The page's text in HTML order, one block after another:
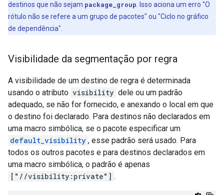
destinos que não sejam package_group . Isso aciona um erro "O
rótulo não se refere a um grupo de pacotes" ou "Ciclo no gráfico
de dependência".
Visibilidade da segmentação por regra
A visibilidade de um destino de regra é determinada
usando o atributo visibility dele ou um padrão
adequado, se não for fornecido, e anexando o local em que
o destino foi declarado. Para destinos não declarados em
uma macro simbólica, se o pacote especificar um
default_visibility , esse padrão será usado. Para
todos os outros pacotes e para destinos declarados em
uma macro simbólica, o padrão é apenas
["//visibility:private"] .